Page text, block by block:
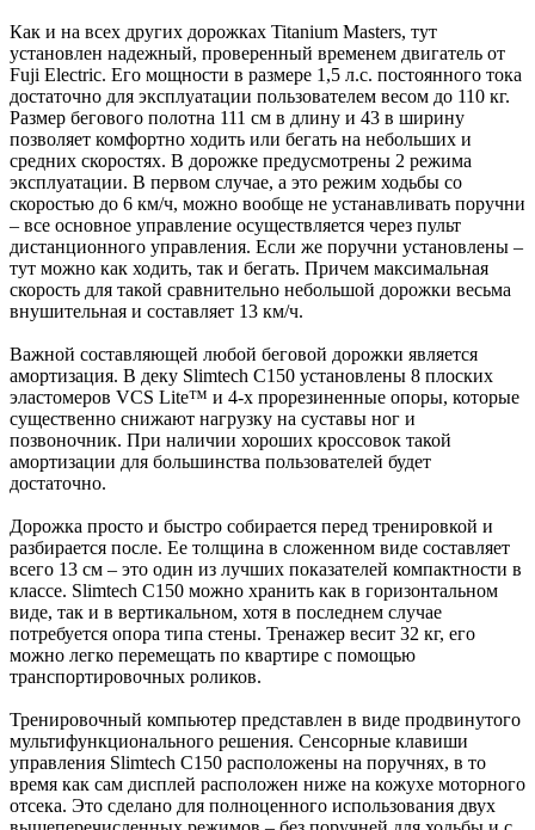
Как и на всех других дорожках Titanium Masters, тут
установлен надежный, проверенный временем двигатель от
Fuji Electric. Его мощности в размере 1,5 л.с. постоянного тока
достаточно для эксплуатации пользователем весом до 110 кг.
Размер бегового полотна 111 см в длину и 43 в ширину
позволяет комфортно ходить или бегать на небольших и
средних скоростях. В дорожке предусмотрены 2 режима
эксплуатации. В первом случае, а это режим ходьбы со
скоростью до 6 км/ч, можно вообще не устанавливать поручни
– все основное управление осуществляется через пульт
дистанционного управления. Если же поручни установлены –
тут можно как ходить, так и бегать. Причем максимальная
скорость для такой сравнительно небольшой дорожки весьма
внушительная и составляет 13 км/ч.
Важной составляющей любой беговой дорожки является
амортизация. В деку Slimtech C150 установлены 8 плоских
эластомеров VCS Lite™ и 4-х прорезиненные опоры, которые
существенно снижают нагрузку на суставы ног и
позвоночник. При наличии хороших кроссовок такой
амортизации для большинства пользователей будет
достаточно.
Дорожка просто и быстро собирается перед тренировкой и
разбирается после. Ее толщина в сложенном виде составляет
всего 13 см – это один из лучших показателей компактности в
классе. Slimtech C150 можно хранить как в горизонтальном
виде, так и в вертикальном, хотя в последнем случае
потребуется опора типа стены. Тренажер весит 32 кг, его
можно легко перемещать по квартире с помощью
транспортировочных роликов.
Тренировочный компьютер представлен в виде продвинутого
мультифункционального решения. Сенсорные клавиши
управления Slimtech C150 расположены на поручнях, в то
время как сам дисплей расположен ниже на кожухе моторного
отсека. Это сделано для полноценного использования двух